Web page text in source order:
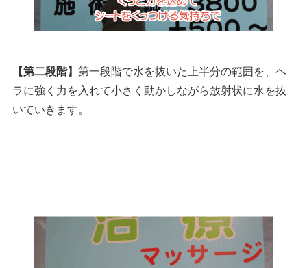
【第二段階】第一段階で水を抜いた上半分の範囲を、ヘ
ラに強く力を入れて小さく動かしながら放射状に水を抜
いていきます。